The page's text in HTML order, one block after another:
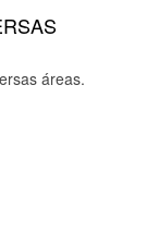
áreas.